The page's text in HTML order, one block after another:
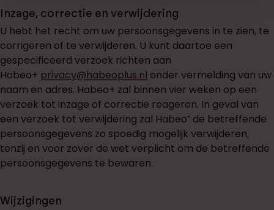
Inzage, correctie en verwijdering
U hebt het recht om uw persoonsgegevens in te zien, te
corrigeren of te verwijderen. U kunt daartoe een
gespecificeerd verzoek richten aan
Habeo+ privacy@habeoplus.nl onder vermelding van uw
naam en adres. Habeo+ zal binnen vier weken op een
verzoek tot inzage of correctie reageren. In geval van
een verzoek tot verwijdering zal Habeo⁺ de betreffende
persoonsgegevens zo spoedig mogelijk verwijderen,
tenzij en voor zover de wet verplicht om de betreffende
persoonsgegevens te bewaren.
Wijzigingen